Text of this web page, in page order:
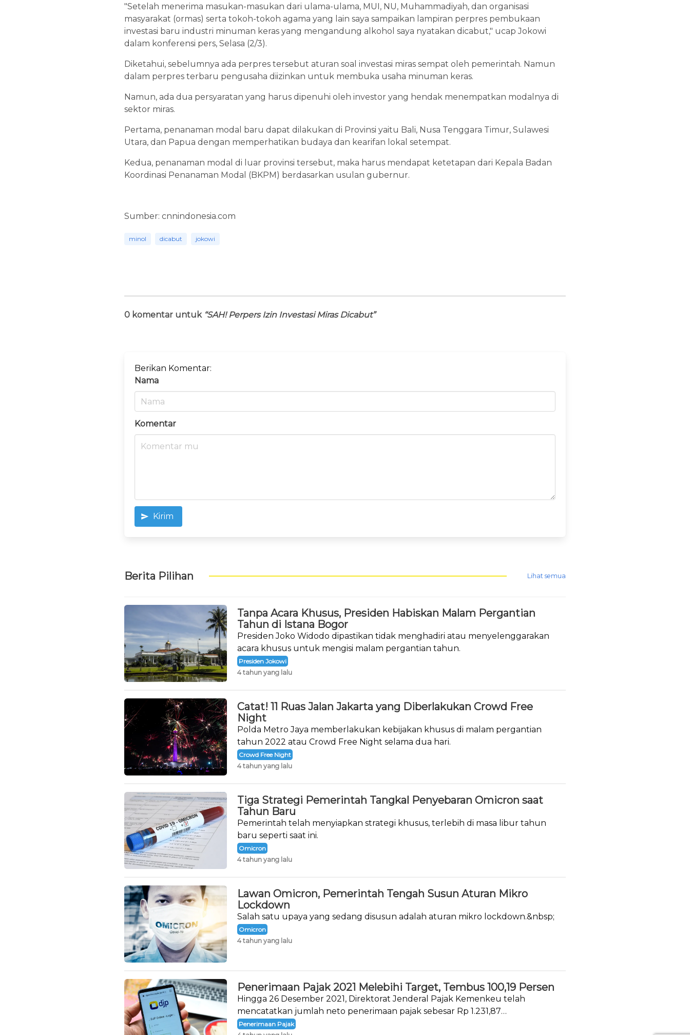
"Setelah menerima masukan-masukan dari ulama-ulama, MUI, NU, Muhammadiyah, dan organisasi
masyarakat (ormas) serta tokoh-tokoh agama yang lain saya sampaikan lampiran perpres pembukaan
investasi baru industri minuman keras yang mengandung alkohol saya nyatakan dicabut," ucap Jokowi
dalam konferensi pers, Selasa (2/3).
Diketahui, sebelumnya ada perpres tersebut aturan soal investasi miras sempat oleh pemerintah. Namun
dalam perpres terbaru pengusaha diizinkan untuk membuka usaha minuman keras.
Namun, ada dua persyaratan yang harus dipenuhi oleh investor yang hendak menempatkan modalnya di
sektor miras.
Pertama, penanaman modal baru dapat dilakukan di Provinsi yaitu Bali, Nusa Tenggara Timur, Sulawesi
Utara, dan Papua dengan memperhatikan budaya dan kearifan lokal setempat.
Kedua, penanaman modal di luar provinsi tersebut, maka harus mendapat ketetapan dari Kepala Badan
Koordinasi Penanaman Modal (BKPM) berdasarkan usulan gubernur.
Sumber: cnnindonesia.com
minol dicabut jokowi
0 komentar untuk “SAH! Perpers Izin Investasi Miras Dicabut”
Berikan Komentar:
Nama
Komentar
Kirim
Berita Pilihan Lihat semua
Tanpa Acara Khusus, Presiden Habiskan Malam Pergantian
Tahun di Istana Bogor
Presiden Joko Widodo dipastikan tidak menghadiri atau menyelenggarakan
acara khusus untuk mengisi malam pergantian tahun.
Presiden Jokowi
4 tahun yang lalu
Catat! 11 Ruas Jalan Jakarta yang Diberlakukan Crowd Free
Night
Polda Metro Jaya memberlakukan kebijakan khusus di malam pergantian
tahun 2022 atau Crowd Free Night selama dua hari.
Crowd Free Night
4 tahun yang lalu
Tiga Strategi Pemerintah Tangkal Penyebaran Omicron saat
Tahun Baru
Pemerintah telah menyiapkan strategi khusus, terlebih di masa libur tahun
baru seperti saat ini.
Omicron
4 tahun yang lalu
Lawan Omicron, Pemerintah Tengah Susun Aturan Mikro
Lockdown
Salah satu upaya yang sedang disusun adalah aturan mikro lockdown.&nbsp;
Omicron
4 tahun yang lalu
Penerimaan Pajak 2021 Melebihi Target, Tembus 100,19 Persen
Hingga 26 Desember 2021, Direktorat Jenderal Pajak Kemenkeu telah
mencatatkan jumlah neto penerimaan pajak sebesar Rp 1.231,87
triliun.&nbsp;
Penerimaan Pajak